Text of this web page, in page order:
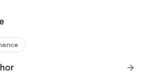
dan temne skrivnosti agencije za
arrow_forward